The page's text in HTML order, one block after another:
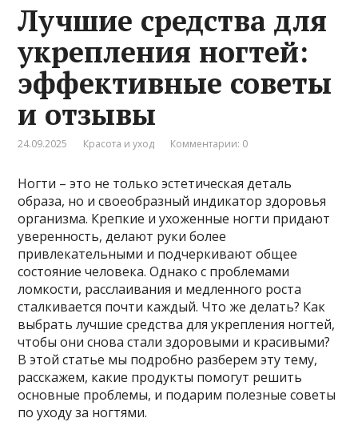
Лучшие средства для
укрепления ногтей:
эффективные советы
и отзывы
24.09.2025 Красота и уход Комментарии: 0
Ногти – это не только эстетическая деталь
образа, но и своеобразный индикатор здоровья
организма. Крепкие и ухоженные ногти придают
уверенность, делают руки более
привлекательными и подчеркивают общее
состояние человека. Однако с проблемами
ломкости, расслаивания и медленного роста
сталкивается почти каждый. Что же делать? Как
выбрать лучшие средства для укрепления ногтей,
чтобы они снова стали здоровыми и красивыми?
В этой статье мы подробно разберем эту тему,
расскажем, какие продукты помогут решить
основные проблемы, и подарим полезные советы
по уходу за ногтями.